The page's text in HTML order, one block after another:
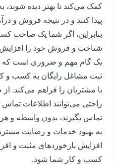
کمک می‌کند تا بهتر دیده
پیدا کنند و در نتیجه فروش و
بنابراین، اگر شما یک صاحب
شناخت و فروش خود را افزایش
یک گام مهم و ضروری است که
ثبت مشاغل رایگان به کسب و
با مشتریان را فراهم می‌کند.
راحتی می‌توانند اطلاعات تماس
تماس بگیرند، بدون واسطه و
به بهبود خدمات و رضایت
افزایش بازخوردهای مثبت و
کسب و کار شما شود.